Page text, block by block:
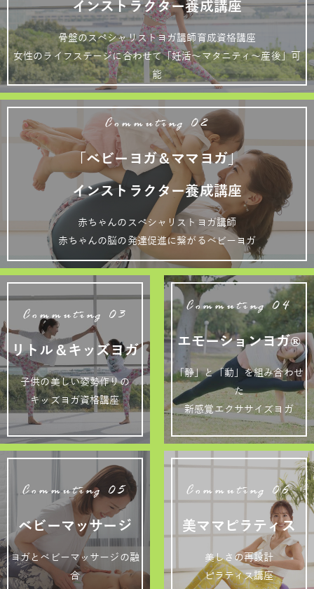
インストラクター養成講座
骨盤のスペシャリストヨガ講師育成資格講座
女性のライフステージに合わせて「妊活～マタニティ～産後」可
能
Commuting 02
「ベビーヨガ＆ママヨガ」
インストラクター養成講座
赤ちゃんのスペシャリストヨガ講師
赤ちゃんの脳の発達促進に繋がるベビーヨガ
Commuting 03
リトル＆キッズヨガ
子供の美しい姿勢作りの
キッズヨガ資格講座
Commuting 04
エモーションヨガ®
「静」と「動」を組み合わせ
た
新感覚エクササイズヨガ
Commuting 05
ベビーマッサージ
ヨガとベビーマッサージの融
合
Commuting 06
美ママピラティス
美しさの再設計
ピラティス講座